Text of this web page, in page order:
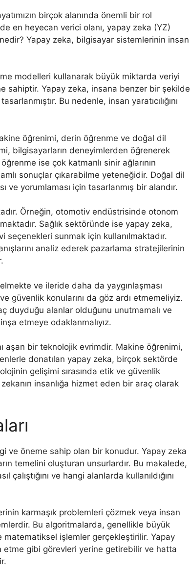
birçok alanında önemli bir rol
en heyecan verici olanı, yapay zeka (YZ)
Yapay zeka, bilgisayar sistemlerinin insan
modelleri kullanarak büyük miktarda veriyi
sahiptir. Yapay zeka, insana benzer bir şekilde
Bu nedenle, insan yaratıcılığını
öğrenimi, derin öğrenme ve doğal dil
bilgisayarların deneyimlerden öğrenerek
ise çok katmanlı sinir ağlarının
sonuçlar çıkarabilme yeteneğidir. Doğal dil
ve yorumlaması için tasarlanmış bir alandır.
Örneğin, otomotiv endüstrisinde otonom
Sağlık sektöründe ise yapay zeka,
seçenekleri sunmak için kullanılmaktadır.
analiz ederek pazarlama stratejilerinin
ve ileride daha da yaygınlaşması
güvenlik konularını da göz ardı etmemeliyiz.
duyduğu alanlar olduğunu unutmamalı ve
etmeye odaklanmalıyız.
aşan bir teknolojik evrimdir. Makine öğrenimi,
donatılan yapay zeka, birçok sektörde
gelişimi sırasında etik ve güvenlik
insanlığa hizmet eden bir araç olarak
ve öneme sahip olan bir konudur. Yapay zeka
temelini oluşturan unsurlardır. Bu makalede,
ve hangi alanlarda kullanıldığını
karmaşık problemleri çözmek veya insan
Bu algoritmalarda, genellikle büyük
matematiksel işlemler gerçekleştirilir. Yapay
etme gibi görevleri yerine getirebilir ve hatta